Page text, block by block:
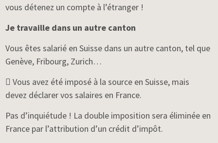
vous détenez un compte à l’étranger !
Je travaille dans un autre canton
Vous êtes salarié en Suisse dans un autre canton, tel que
Genève, Fribourg, Zurich…
 Vous avez été imposé à la source en Suisse, mais
devez déclarer vos salaires en France.
Pas d’inquiétude ! La double imposition sera éliminée en
France par l’attribution d’un crédit d’impôt.